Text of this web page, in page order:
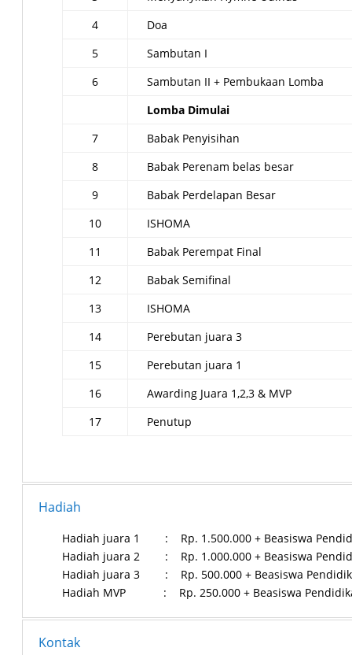
4
Doa
5
Sambutan I
6
Sambutan II + Pembukaan Lomba
Lomba Dimulai
7
Babak Penyisihan
8
Babak Perenam belas besar
9
Babak Perdelapan Besar
10
ISHOMA
11
Babak Perempat Final
12
Babak Semifinal
13
ISHOMA
14
Perebutan juara 3
15
Perebutan juara 1
16
Awarding Juara 1,2,3 & MVP
17
Penutup
Hadiah
Hadiah juara 1 : Rp. 1.500.000 + Beasiswa
Hadiah juara 2 : Rp. 1.000.000 + Beasiswa
Hadiah juara 3 : Rp. 500.000 + Beasiswa
Hadiah MVP
: Rp. 250.000 + Beasiswa
Kontak